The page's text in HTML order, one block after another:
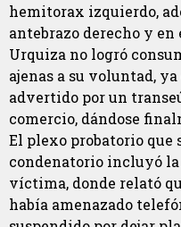
hemitorax izquierdo,
antebrazo derecho y
Urquiza no logró
ajenas a su voluntad,
advertido por un
comercio, dándose
El plexo probatorio
condenatorio incluyó
víctima, donde relató
había amenazado